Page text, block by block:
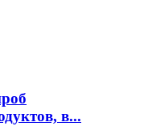
в...